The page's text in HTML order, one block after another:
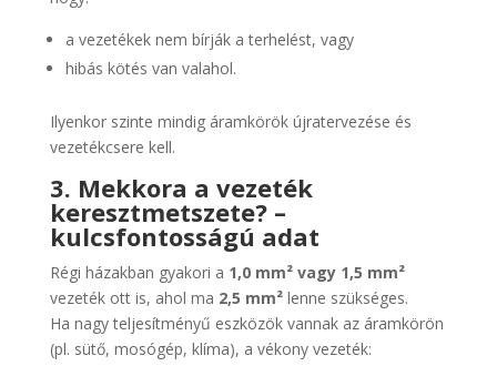
a vezetékek nem bírják a terhelést, vagy
hibás kötés van valahol.
Ilyenkor szinte mindig áramkörök újratervezése és
vezetékcsere kell.
3. Mekkora a vezeték
keresztmetszete? –
kulcsfontosságú adat
Régi házakban gyakori a 1,0 mm² vagy 1,5 mm²
vezeték ott is, ahol ma 2,5 mm²lenne szükséges.
Ha nagy teljesítményű eszközök vannak az áramkörön
(pl. sütő, mosógép, klíma), a vékony vezeték: